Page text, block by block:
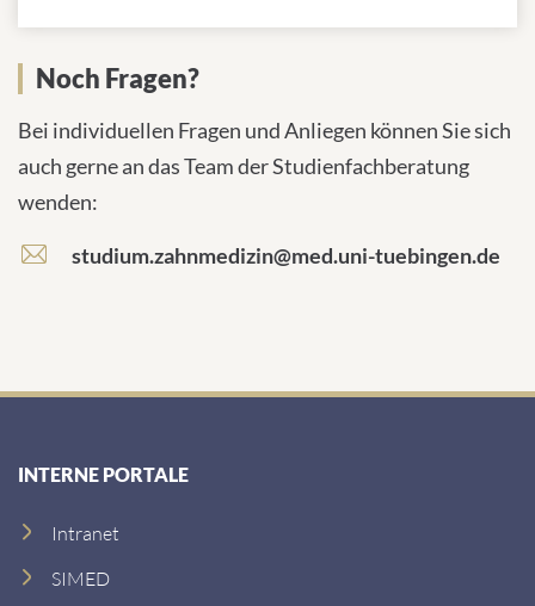
Noch Fragen?
Bei individuellen Fragen und Anliegen können Sie sich
auch gerne an das Team der Studienfachberatung
wenden:
studium.zahnmedizin@med.uni-tuebingen.de
INTERNE PORTALE
Intranet
SIMED